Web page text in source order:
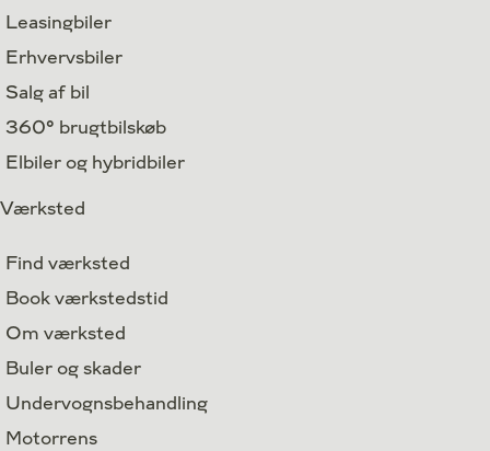
Leasingbiler
Erhvervsbiler
Salg af bil
360° brugtbilskøb
Elbiler og hybridbiler
Værksted
Find værksted
Book værkstedstid
Om værksted
Buler og skader
Undervognsbehandling
Motorrens